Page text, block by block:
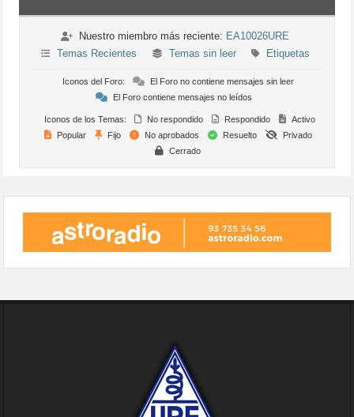
Nuestro miembro más reciente: EA10026URE
Temas Recientes
Temas sin leer Etiquetas
Iconos del Foro:
El Foro no contiene mensajes sin leer
El Foro contiene mensajes no leídos
Iconos de los Temas: No respondido Respondido
Activo
Popular
Fijo No aprobados Resuelto
Privado
Cerrado